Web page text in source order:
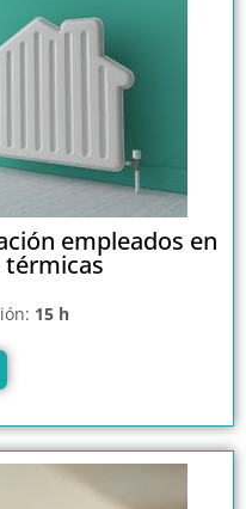
empleados en
térmicas
15 h